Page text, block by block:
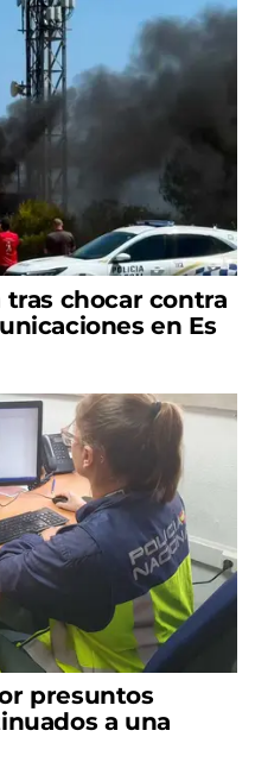
chocar contra
en Es
presuntos
a una